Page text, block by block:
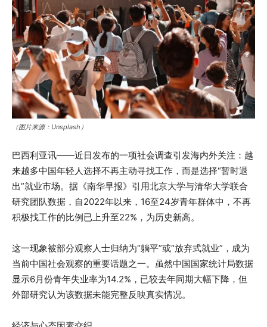
（图片来源：Unsplash）
巴西利亚讯——近日发布的一项社会调查引发海内外关注：越
来越多中国年轻人选择不再主动寻找工作，而是选择“暂时退
出”就业市场。据《南华早报》引用北京大学与清华大学联合
研究团队数据，自2022年以来，16至24岁青年群体中，不再
积极找工作的比例已上升至22%，为历史新高。
这一现象被部分观察人士归纳为“躺平”或“放弃式就业”，成为
当前中国社会观察的重要话题之一。虽然中国国家统计局数据
显示6月份青年失业率为14.2%，已较去年同期大幅下降，但
外部研究认为该数据未能完整反映真实情况。